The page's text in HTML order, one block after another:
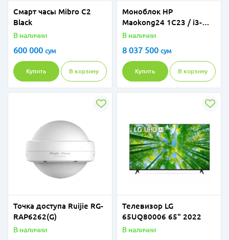
Смарт часы Mibro C2
Black
В наличии
600 000 сум
Купить В корзину
Моноблок HP
Maokong24 1C23 / i3-
1315U / 8GB / SSD 512GB
В наличии
8 037 500 сум
Купить В корзину
Точка доступа Ruijie RG-
RAP6262(G)
В наличии
Телевизор LG
65UQ80006 65" 2022
В наличии